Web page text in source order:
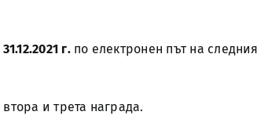
г.по електронен път на
и трета награда.